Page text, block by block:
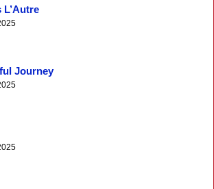
L’Autre
Journey